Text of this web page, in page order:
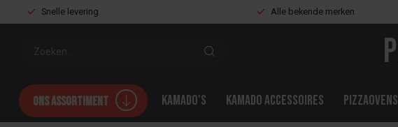
Snelle levering Alle bekende merken
Ons assortiment Kamado's Kamado accessoires Pizzaovens